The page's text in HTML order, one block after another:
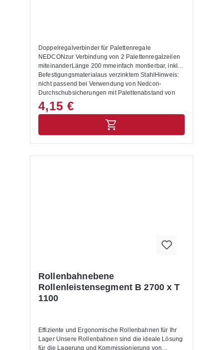
Doppelregalverbinder für Palettenregale
NEDCONzur Verbindung von 2 Palettenregalzeilen
miteinanderLänge 200 mmeinfach montierbar, inkl.
Befestigungsmaterialaus verzinktem StahlHinweis:
nicht passend bei Verwendung von Nedcon-
Durchschubsicherungen mit Palettenabstand von
105 mm (hier bitte Artikel 11-057-001866
verwenden)
4,15 €
Rollenbahnebene
Rollenleistensegment B 2700 x T
1100
Effiziente und Ergonomische Rollenbahnen für Ihr
Lager Unsere Rollenbahnen sind die ideale Lösung
für die Lagerung und Kommissionierung von